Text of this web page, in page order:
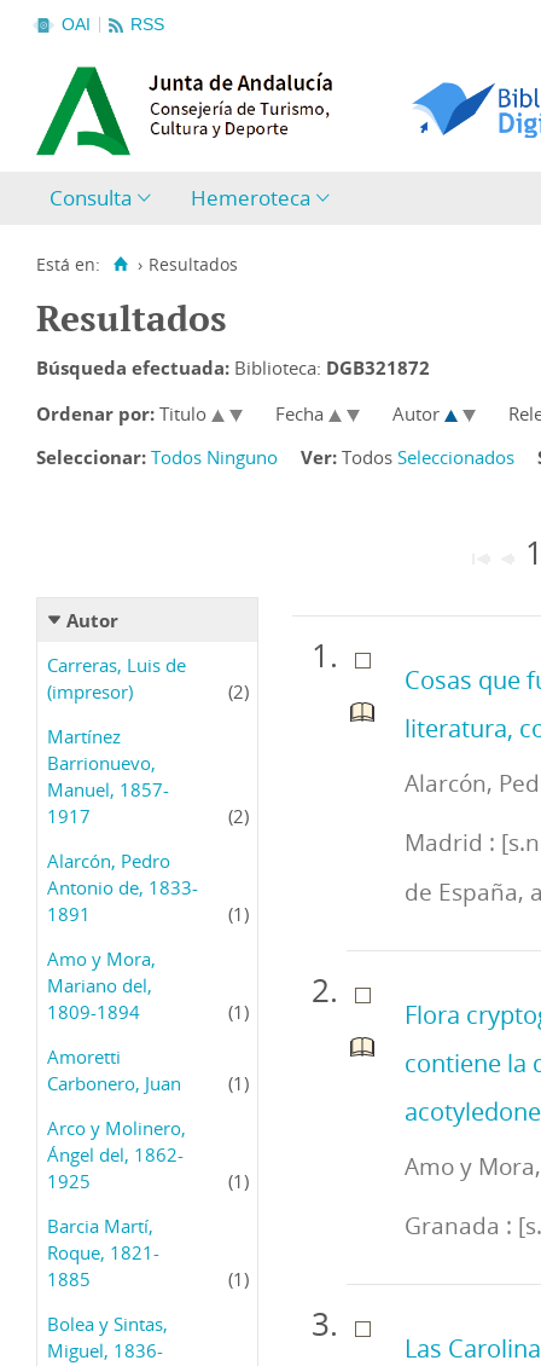
OAI RSS
Consulta Hemeroteca
Está en: › Resultados
Resultados
Búsqueda efectuada: Biblioteca: DGB321872
Ordenar por: Titulo Fecha Autor
Seleccionar: Todos Ninguno Ver: Todos Seleccionados
Autor
Carreras, Luis de
(impresor)
(2)
Martínez
Barrionuevo,
Manuel, 1857-
1917
(2)
Alarcón, Pedro
Antonio de, 1833-
1891
(1)
Amo y Mora,
Mariano del,
1809-1894
(1)
Amoretti
Carbonero, Juan
(1)
Arco y Molinero,
Ángel del, 1862-
1925
(1)
Barcia Martí,
Roque, 1821-
1885
(1)
Bolea y Sintas,
Miguel, 1836-
Cosas que
literatura,
Alarcón,
Madrid :
de España,
Flora
contiene la
Amo y
Granada :
Las